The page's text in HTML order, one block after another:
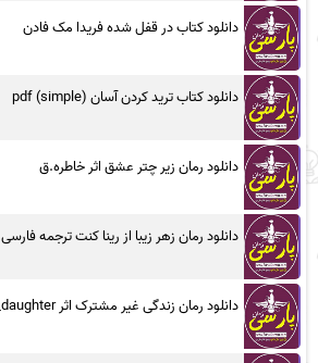
دانلود کتاب در قفل شده فریدا مک فادن
دانلود کتاب ترید کردن آسان (simple) pdf
دانلود رمان زیر چتر عشق اثر خاطره.ق
دانلود رمان زهر زیبا از رینا کنت ترجمه فارسی
دانلود رمان زندگی غیر مشترک اثر sun_daughter